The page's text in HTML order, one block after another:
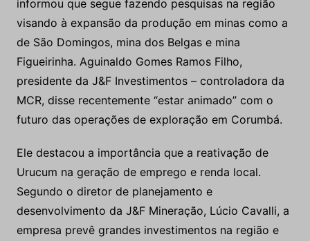
informou que segue fazendo pesquisas na região
visando à expansão da produção em minas como a
de São Domingos, mina dos Belgas e mina
Figueirinha. Aguinaldo Gomes Ramos Filho,
presidente da J&F Investimentos – controladora da
MCR, disse recentemente “estar animado” com o
futuro das operações de exploração em Corumbá.
Ele destacou a importância que a reativação de
Urucum na geração de emprego e renda local.
Segundo o diretor de planejamento e
desenvolvimento da J&F Mineração, Lúcio Cavalli, a
empresa prevê grandes investimentos na região e